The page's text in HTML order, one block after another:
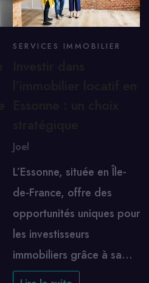
SERVICES IMMOBILIER
Joel
L’Essonne, située en Île-
de-France, offre des
opportunités uniques pour
les investisseurs
immobiliers grâce à sa…